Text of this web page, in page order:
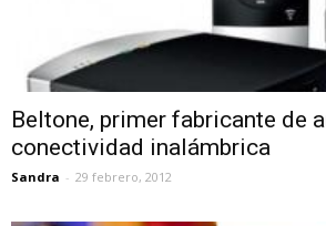
Beltone, primer fabricante de
conectividad inalámbrica
Sandra - 29 febrero, 2012